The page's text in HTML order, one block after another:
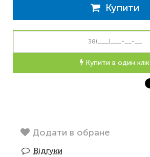
Купити
Купити в один клік
Додати в обране
Відгуки